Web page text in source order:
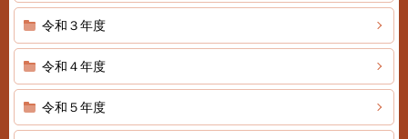
令和３年度
令和４年度
令和５年度